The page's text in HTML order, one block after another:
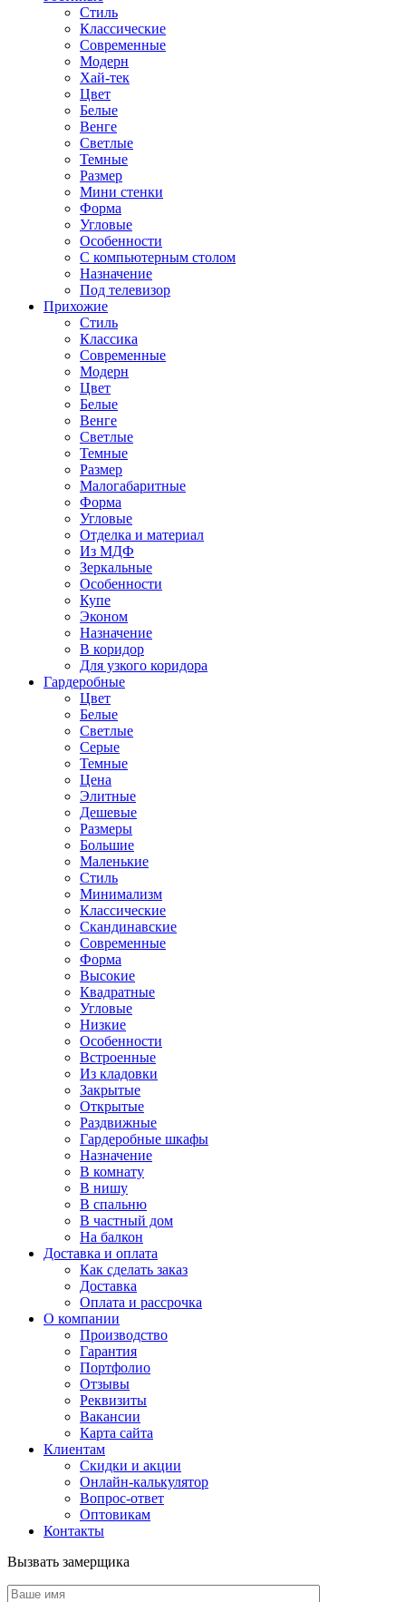
Стиль
Классические
Современные
Модерн
Хай-тек
Цвет
Белые
Венге
Светлые
Темные
Размер
Мини стенки
Форма
Угловые
Особенности
С компьютерным столом
Назначение
Под телевизор
Прихожие
Стиль
Классика
Современные
Модерн
Цвет
Белые
Венге
Светлые
Темные
Размер
Малогабаритные
Форма
Угловые
Отделка и материал
Из МДФ
Зеркальные
Особенности
Купе
Эконом
Назначение
В коридор
Для узкого коридора
Гардеробные
Цвет
Белые
Светлые
Серые
Темные
Цена
Элитные
Дешевые
Размеры
Большие
Маленькие
Стиль
Минимализм
Классические
Скандинавские
Современные
Форма
Высокие
Квадратные
Угловые
Низкие
Особенности
Встроенные
Из кладовки
Закрытые
Открытые
Раздвижные
Гардеробные шкафы
Назначение
В комнату
В нишу
В спальню
В частный дом
На балкон
Доставка и оплата
Как сделать заказ
Доставка
Оплата и рассрочка
О компании
Производство
Гарантия
Портфолио
Отзывы
Реквизиты
Вакансии
Карта сайта
Клиентам
Скидки и акции
Онлайн-калькулятор
Вопрос-ответ
Оптовикам
Контакты
Вызвать замерщика